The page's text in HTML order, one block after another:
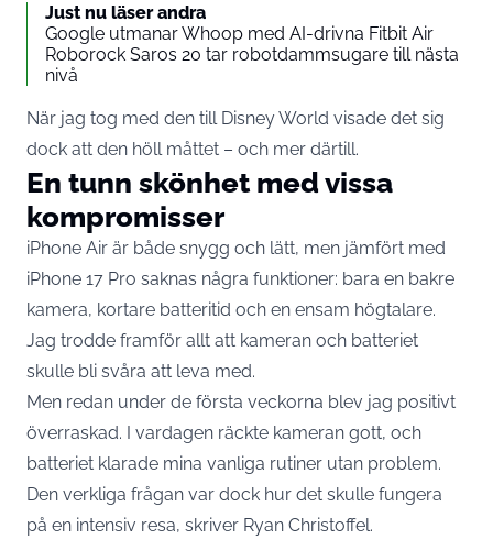
Just nu läser andra
Google utmanar Whoop med AI-drivna Fitbit Air
Roborock Saros 20 tar robotdammsugare till nästa
nivå
När jag tog med den till Disney World visade det sig
dock att den höll måttet – och mer därtill.
En tunn skönhet med vissa
kompromisser
iPhone Air är både snygg och lätt, men jämfört med
iPhone 17 Pro saknas några funktioner: bara en bakre
kamera, kortare batteritid och en ensam högtalare.
Jag trodde framför allt att kameran och batteriet
skulle bli svåra att leva med.
Men redan under de första veckorna blev jag positivt
överraskad. I vardagen räckte kameran gott, och
batteriet klarade mina vanliga rutiner utan problem.
Den verkliga frågan var dock hur det skulle fungera
på en intensiv resa, skriver Ryan Christoffel.